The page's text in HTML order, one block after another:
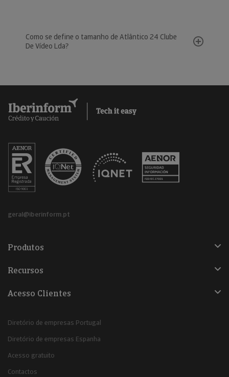
Como se define o tamanho de Atlântico 24 Clube
De Vídeo Lda?
geral@iberinform.pt
Produtos
Recursos
Acesso Clientes
Diretório de empresas Portugal
Diretório de empresas Espanha
Acesso gratuito
Contactos